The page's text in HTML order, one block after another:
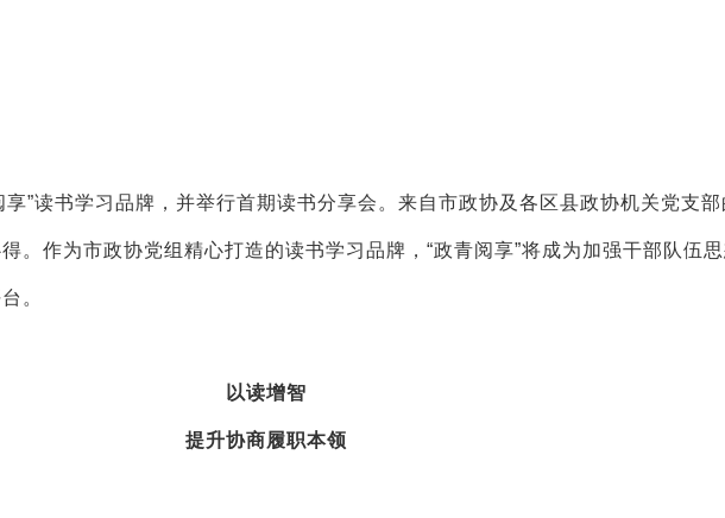
享”读书学习品牌，并举行首期读书分享会。来自市政协及各区县政协机关党支部
。作为市政协党组精心打造的读书学习品牌，“政青阅享”将成为加强干部队伍
。
以读增智
提升协商履职本领